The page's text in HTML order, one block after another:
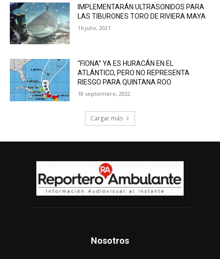
IMPLEMENTARÁN ULTRASONIDOS PARA
LAS TIBURONES TORO DE RIVIERA MAYA
16 julio, 2021
“FIONA” YA ES HURACÁN EN EL
ATLÁNTICO, PERO NO REPRESENTA
RIESGO PARA QUINTANA ROO
18 septiembre, 2022
Cargar más
Nosotros